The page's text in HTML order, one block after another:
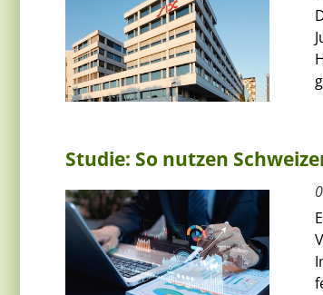
Studie: So nutzen